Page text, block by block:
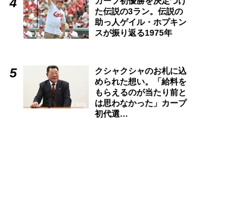
た伝説の3ラン。伝説の
助っ人ゲイル・ホプキン
スが振り返る1975年
クシャクシャのお札に込
められた想い。「給料を
もらえるのが当たり前と
は思わなかった」カープ
初代選…